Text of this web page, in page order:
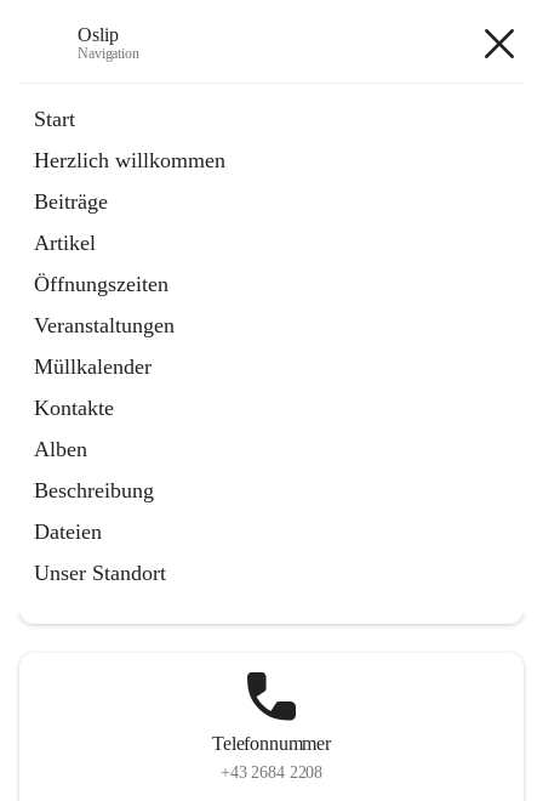
Oslip
Navigation
Start
Herzlich willkommen
Beiträge
Artikel
Öffnungszeiten
Veranstaltungen
Müllkalender
Kontakte
Alben
Beschreibung
Dateien
Unser Standort
Externe Webseite
in
Tab
Bundeskanzleramt Österreich
Externe Webseite
öffnet
in
neuem
Tab
Telefonnummer
+43 2684 2208